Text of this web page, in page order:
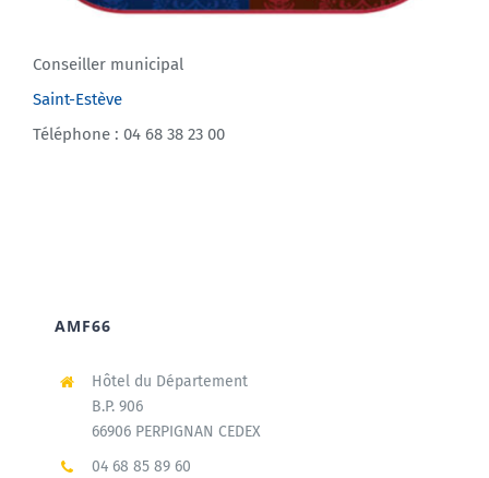
Conseiller municipal
Saint-Estève
Téléphone : 04 68 38 23 00
AMF66
Hôtel du Département
B.P. 906
66906 PERPIGNAN CEDEX
04 68 85 89 60